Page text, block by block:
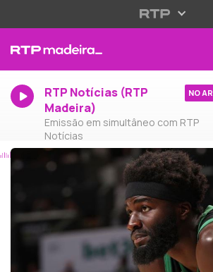
RTP Notícias (RTP
Madeira)
Emissão em simultâneo com RTP
Notícias
NO AR